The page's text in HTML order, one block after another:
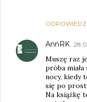
ODPOWIEDZ
AnnRK
Muszę raz
próba
nocy, kiedy
się po
Na książkę